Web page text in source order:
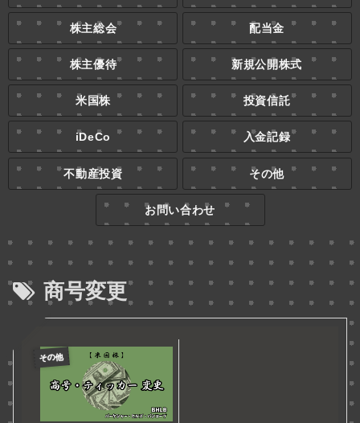
株主総会 配当金
株主優待 新規公開株式
米国株 投資信託
iDeCo 入金記録
不動産投資 その他
お問い合わせ
商号変更
その他